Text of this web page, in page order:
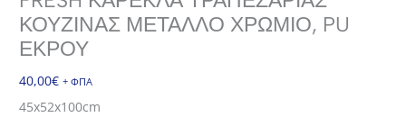
ΚΟΥΖΊΝΑΣ ΜΈΤΑΛΛΟ ΧΡΏΜΙΟ, PU
ΕΚΡΟΎ
40,00€ + ΦΠΑ
45x52x100cm